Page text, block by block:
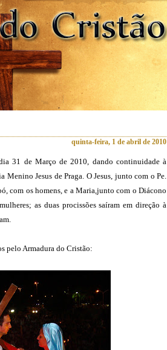
quinta-feira, 1 de abril de 2010
31 de Março de 2010, dando continuidade à
Menino Jesus de Praga. O Jesus, junto com o Pe.
com os homens, e a Maria,junto com o Diácono
as duas procissões saíram em direção à
pelo Armadura do Cristão: